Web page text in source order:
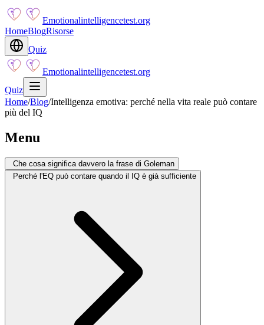
Emotionalintelligencetest.org
HomeBlogRisorse
Quiz
Emotionalintelligencetest.org
Quiz
Home/Blog/Intelligenza emotiva: perché nella vita reale può contare
più del IQ
Menu
Che cosa significa davvero la frase di Goleman
Perché l'EQ può contare quando il IQ è già sufficiente